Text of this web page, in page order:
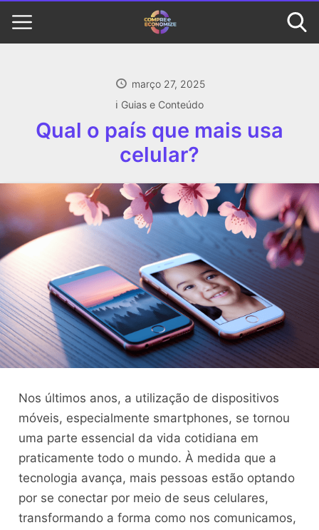
março 27, 2025
ℹ️ Guias e Conteúdo
Qual o país que mais usa
celular?
Nos últimos anos, a utilização de dispositivos
móveis, especialmente smartphones, se tornou
uma parte essencial da vida cotidiana em
praticamente todo o mundo. À medida que a
tecnologia avança, mais pessoas estão optando
por se conectar por meio de seus celulares,
transformando a forma como nos comunicamos,